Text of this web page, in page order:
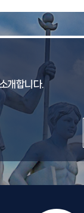
적인 교육개선시스템
구축 · BK21 플러스 사
용서비스 플랫폼),
점연구소 (융복합 에
업 및 연구과제를 통
개합니다.